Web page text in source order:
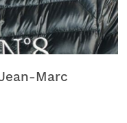
Marc